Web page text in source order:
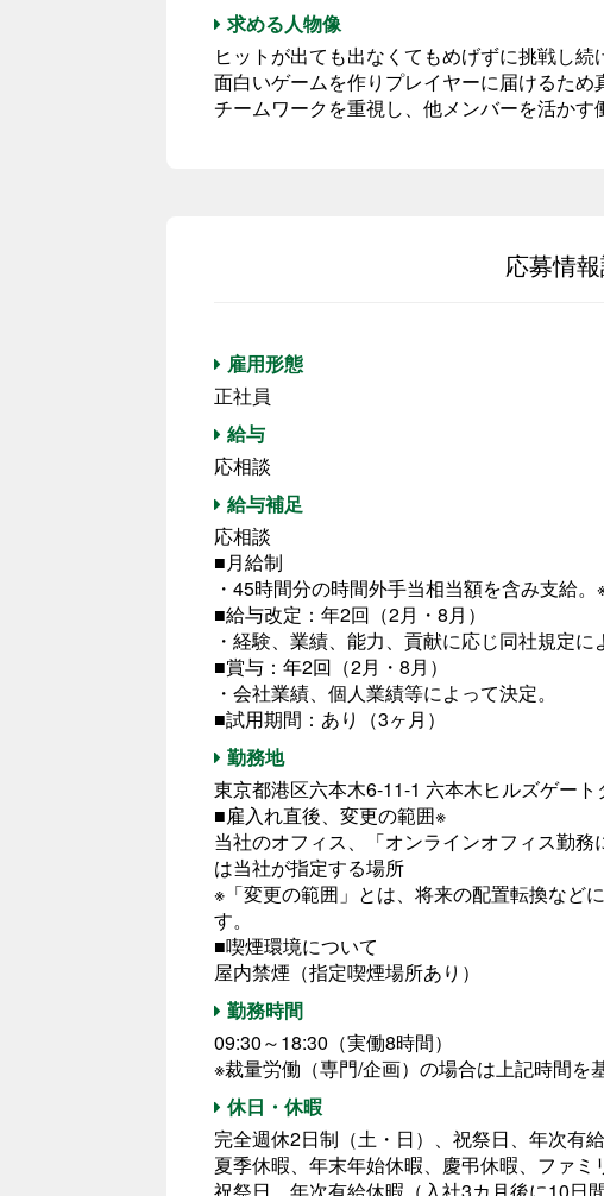
求める人物像
ヒットが出ても出なくてもめげずに挑戦し続
面白いゲームを作りプレイヤーに届けるため
チームワークを重視し、他メンバーを活かす
応募情
雇用形態
正社員
給与
応相談
給与補足
応相談
■月給制
・45時間分の時間外手当相当額を含み支給
■給与改定：年2回（2月・8月）
・経験、業績、能力、貢献に応じ同社規定に
■賞与：年2回（2月・8月）
・会社業績、個人業績等によって決定。
■試用期間：あり（3ヶ月）
勤務地
東京都港区六本木6-11-1 六本木ヒルズゲート
■雇入れ直後、変更の範囲※
当社のオフィス、「オンラインオフィス勤
は当社が指定する場所
※「変更の範囲」とは、将来の配置転換など
す。
■喫煙環境について
屋内禁煙（指定喫煙場所あり）
勤務時間
09:30～18:30（実働8時間）
※裁量労働（専門/企画）の場合は上記時間を
休日・休暇
完全週休2日制（土・日）、祝祭日、年次有
夏季休暇、年末年始休暇、慶弔休暇、ファミ